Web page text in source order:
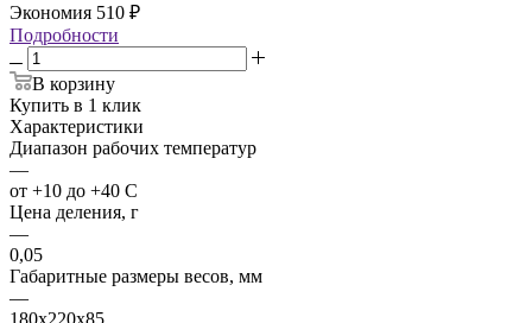
Экономия 510 ₽
Подробности
В корзину
Купить в 1 клик
Характеристики
Диапазон рабочих температур
—
от +10 до +40 С
Цена деления, г
—
0,05
Габаритные размеры весов, мм
—
180x220x85